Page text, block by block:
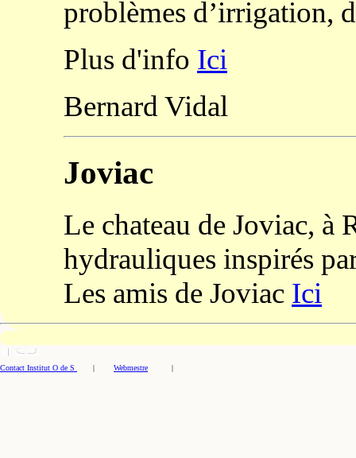
problèmes d’irrigation,
Plus d'info Ici
Bernard Vidal
Joviac
Le chateau de Joviac, à
hydrauliques inspirés
Les amis de Joviac Ici
Contact Institut O de S | Webmestre |